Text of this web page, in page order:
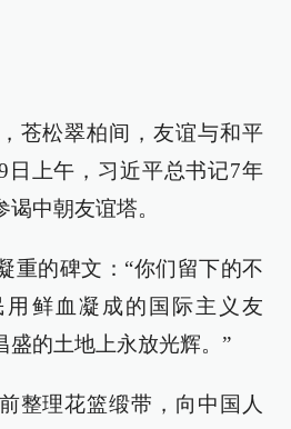
苍松翠柏间，友谊与和平
日上午，习近平总书记7年
中朝友谊塔。
重的碑文：“你们留下的不
鲜血凝成的国际主义友
盛的土地上永放光辉。”
整理花篮缎带，向中国人